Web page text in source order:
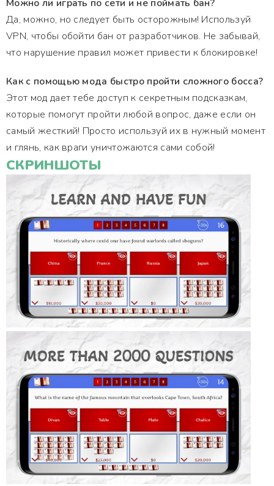
Можно ли играть по сети и не поймать бан?
Да, можно, но следует быть осторожным! Используй
VPN, чтобы обойти бан от разработчиков. Не забывай,
что нарушение правил может привести к блокировке!
Как с помощью мода быстро пройти сложного босса?
Этот мод дает тебе доступ к секретным подсказкам,
которые помогут пройти любой вопрос, даже если он
самый жесткий! Просто используй их в нужный момент
и глянь, как враги уничтожаются сами собой!
СКРИНШОТЫ